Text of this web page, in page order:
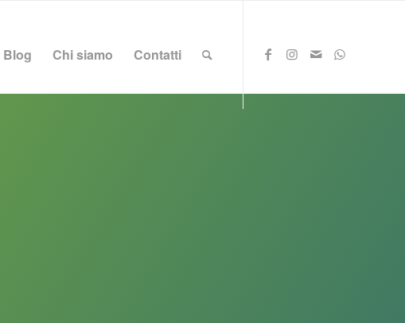
Blog Chi siamo Contatti